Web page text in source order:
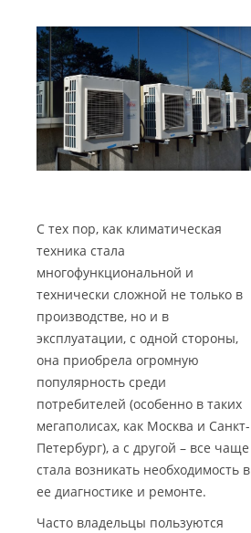
С тех пор, как климатическая
техника стала
многофункциональной и
технически сложной не только в
производстве, но и в
эксплуатации, с одной стороны,
она приобрела огромную
популярность среди
потребителей (особенно в таких
мегаполисах, как Москва и Санкт-
Петербург), а с другой – все чаще
стала возникать необходимость в
ее диагностике и ремонте.
Часто владельцы пользуются